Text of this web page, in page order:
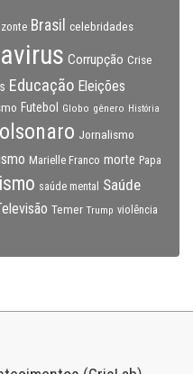
Brasil celebridades
Corrupção Crise
Educação Eleições
Futebol Globo gênero História
Jornalismo
Marielle Franco morte Papa
saúde mental
Saúde
Temer Trump violência